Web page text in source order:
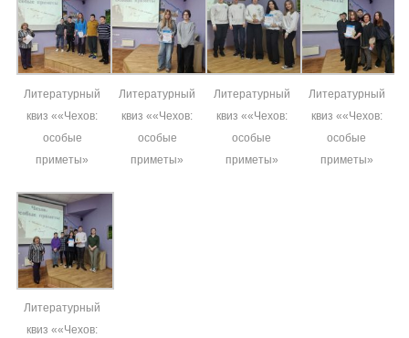
Литературный
квиз ««Чехов:
особые
приметы»
Литературный
квиз ««Чехов:
особые
приметы»
Литературный
квиз ««Чехов:
особые
приметы»
Литературный
квиз ««Чехов:
особые
приметы»
Литературный
квиз ««Чехов: